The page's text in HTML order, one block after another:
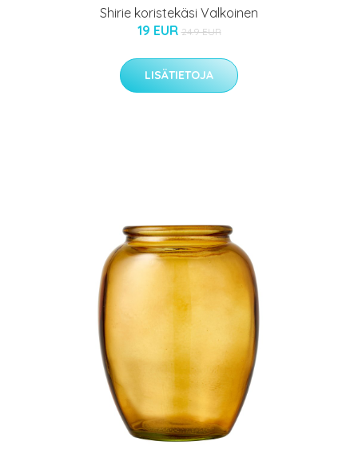
Shirie koristekäsi Valkoinen
19 EUR 24.9 EUR
LISÄTIETOJA